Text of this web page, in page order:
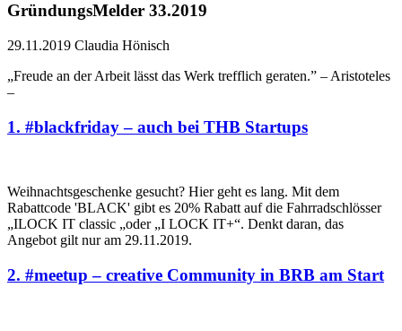
GründungsMelder 33.2019
29.11.2019 Claudia Hönisch
„Freude an der Arbeit lässt das Werk trefflich geraten.” – Aristoteles
–
1. #blackfriday – auch bei THB Startups
Weihnachtsgeschenke gesucht? Hier geht es lang. Mit dem
Rabattcode 'BLACK' gibt es 20% Rabatt auf die Fahrradschlösser
„ILOCK IT classic „oder „I LOCK IT+“. Denkt daran, das
Angebot gilt nur am 29.11.2019.
2. #meetup – creative Community in BRB am Start